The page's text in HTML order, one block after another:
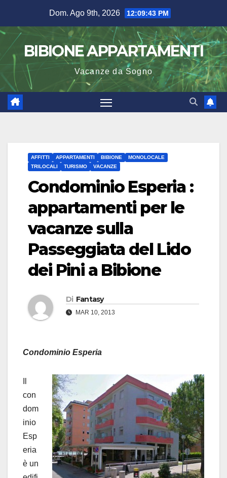
contenuto
Dom. Ago 9th, 2026 12:09:44 PM
BIBIONE APPARTAMENTI
Vacanze da Sogno
AFFITTI APPARTAMENTI BIBIONE
MONOLOCALE
TRILOCALI
TURISMO VACANZE
Condominio Esperia :
appartamenti per le
vacanze sulla
Passeggiata del Lido
dei Pini a Bibione
Di Fantasy
MAR 10, 2013
Condominio Esperia
con
dom
inio
Esp
eria
è un